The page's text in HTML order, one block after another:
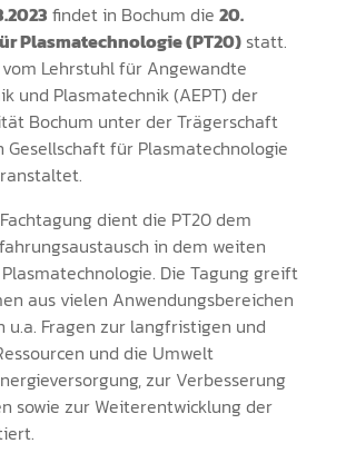
findet in Bochum die 20.
Plasmatechnologie (PT20) statt.
Lehrstuhl für Angewandte
und Plasmatechnik (AEPT) der
Bochum unter der Trägerschaft
Gesellschaft für Plasmatechnologie
dient die PT20 dem
in dem weiten
Die Tagung greift
aus vielen Anwendungsbereichen
u.a. Fragen zur langfristigen und
und die Umwelt
zur Verbesserung
sowie zur Weiterentwicklung der